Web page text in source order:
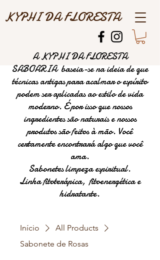
KYPHI DA FLORESTA
A KYPHI DA FLORESTA
SABOARIA baseia-se na ideia de que
técnicas antigas para acalmar o espírito
podem ser aplicadas ao estilo de vida
moderno. É por isso que nossos
ingredientes são naturais e nossos
produtos são feitos à mão. Você
certamente encontrará algo que você
ama.
Sabonetes limpeza espiritual.
Linha fitoterápica, fitoenergética e
hidratante.
Início
All Products
Sabonete de Rosas